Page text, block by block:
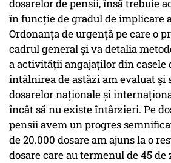
dosarelor de pensii, însă trebuie
în funcție de gradul de implicare
Ordonanța de urgență pe care o
cadrul general și va detalia
a activității angajaților din casele
întâlnirea de astăzi am evaluat
dosarelor naționale și
încât să nu existe întârzieri. Pe
pensii avem un progres
de 20.000 dosare am ajuns la o
dosare care au termenul de 45 de